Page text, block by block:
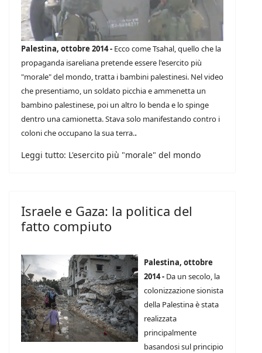
Palestina, ottobre 2014 - Ecco come Tsahal, quello che la
propaganda isareliana pretende essere l'esercito più
"morale" del mondo, tratta i bambini palestinesi. Nel video
che presentiamo, un soldato picchia e ammenetta un
bambino palestinese, poi un altro lo benda e lo spinge
dentro una camionetta. Stava solo manifestando contro i
coloni che occupano la sua terra..
Leggi tutto: L'esercito più "morale" del mondo
Israele e Gaza: la politica del
fatto compiuto
Palestina, ottobre
2014 - Da un secolo, la
colonizzazione sionista
della Palestina è stata
realizzata
principalmente
basandosi sul principio